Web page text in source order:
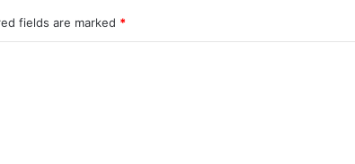
fields are marked *